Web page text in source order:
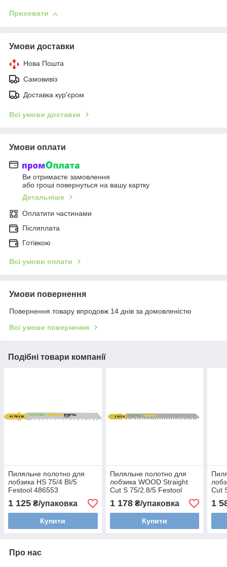
Приховати
Умови доставки
Нова Пошта
Самовивіз
Доставка кур'єром
Всі умови доставки
Умови оплати
Ви отримаєте замовлення
або гроші повернуться на вашу картку
Детальніше
Оплатити частинами
Післяплата
Готівкою
Всі умови оплати
Умови повернення
Повернення товару впродовж 14 днів за домовленістю
Всі умови повернення
Подібні товари компанії
Пиляльне полотно для
лобзика HS 75/4 BI/5
Festool 486553
1 125 ₴/упаковка
Купити
Пиляльне полотно для
лобзика WOOD Straight
Cut S 75/2.8/5 Festool
204260
1 178₴/упаковка
Купити
Cut
1
Про нас